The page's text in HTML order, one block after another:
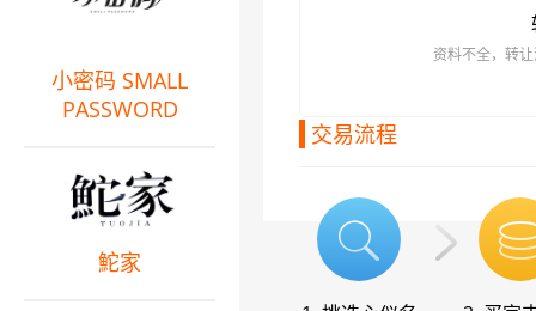
资料不全，转
交易流程
小密码 SMALL
PASSWORD
鮀家